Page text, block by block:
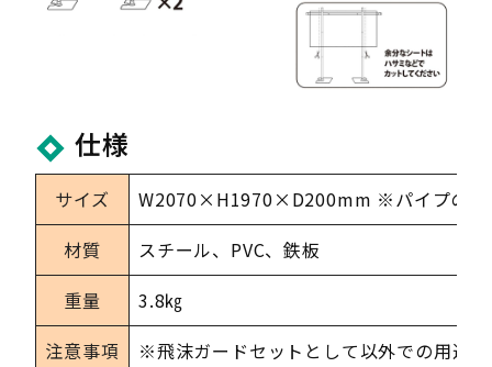
仕様
サイズ
W2070×H1970×D200mm ※パイプの本
材質
スチール、PVC、鉄板
重量
3.8㎏
注意事項
※飛沫ガードセットとして以外での用途